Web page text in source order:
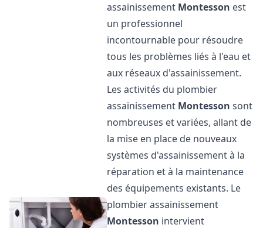
assainissement Montesson est
un professionnel
incontournable pour résoudre
tous les problèmes liés à l'eau et
aux réseaux d'assainissement.
Les activités du plombier
assainissement Montesson sont
nombreuses et variées, allant de
la mise en place de nouveaux
systèmes d'assainissement à la
réparation et à la maintenance
des équipements existants. Le
plombier assainissement
Montesson intervient